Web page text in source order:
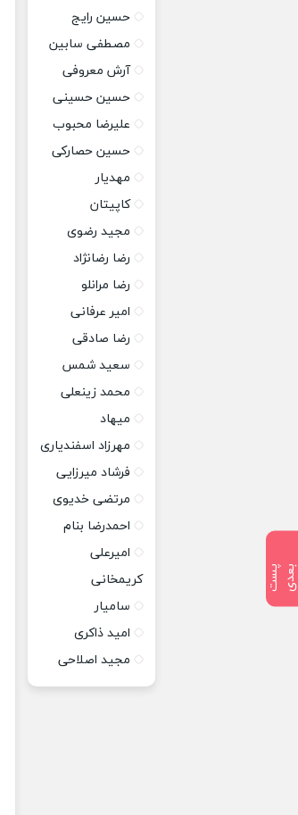
پ
س
ت
ب
ع
د ی
حسین رایج
مصطفی سابین
آرش معروفی
حسین حسینی
علیرضا محبوب
حسین حصارکی
مهدیار
کاپیتان
مجید رضوی
رضا رضانژاد
رضا مرانلو
امیر عرفانی
رضا صادقی
سعید شمس
محمد زینعلی
میهاد
مهرزاد اسفندیاری
فرشاد میرزایی
مرتضی خدیوی
احمدرضا بنام
امیرعلی
کریمخانی
سامیار
امید ذاکری
مجید اصلاحی